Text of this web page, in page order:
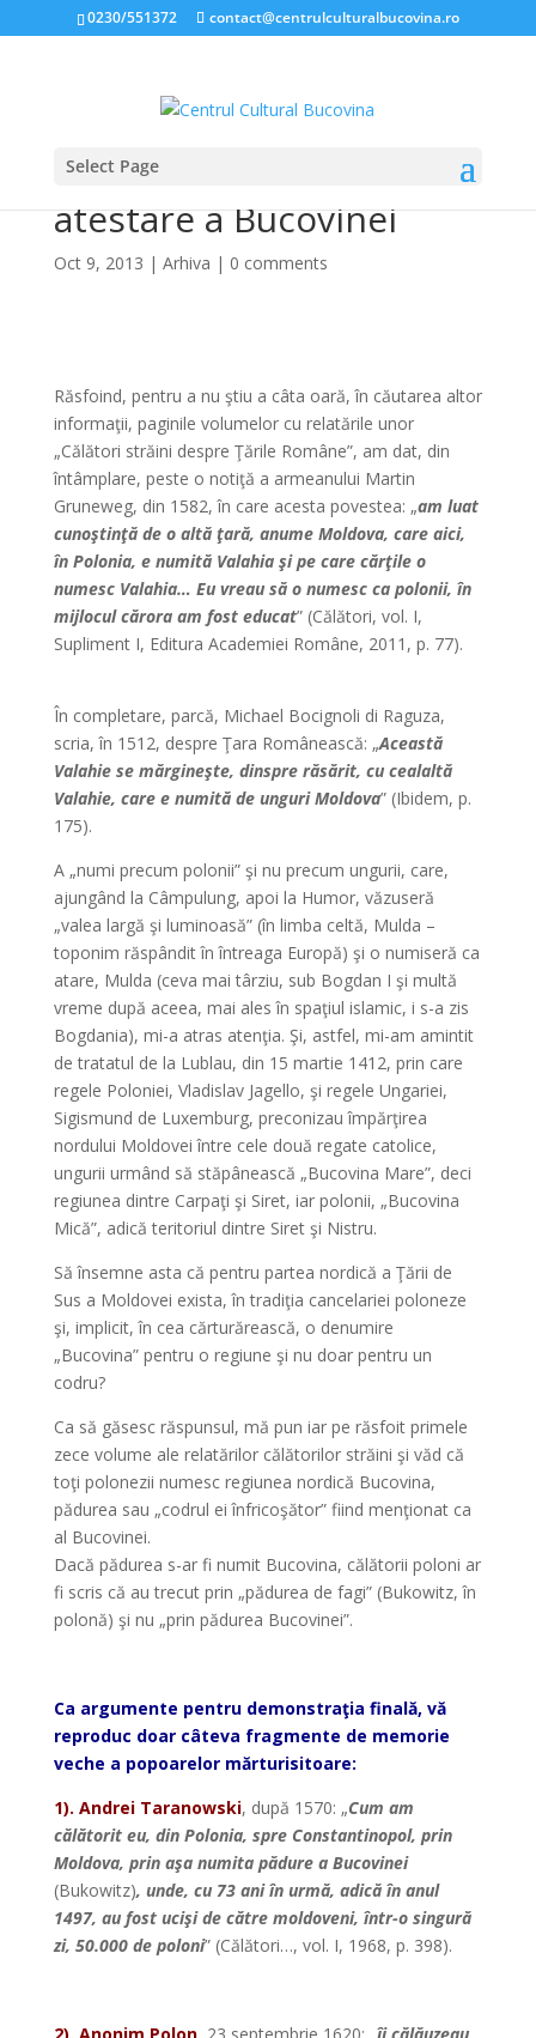
0230/551372 contact@centrulculturalbucovina.ro
Select Page
Adevărata primă
atestare a Bucovinei
Oct 9, 2013 | Arhiva | 0 comments
Răsfoind, pentru a nu ştiu a câta oară, în căutarea altor
informaţii, paginile volumelor cu relatările unor
„Călători străini despre Ţările Române”, am dat, din
întâmplare, peste o notiţă a armeanului Martin
Gruneweg, din 1582, în care acesta povestea: „am luat
cunoştinţă de o altă ţară, anume Moldova, care aici,
în Polonia, e numită Valahia şi pe care cărţile o
numesc Valahia… Eu vreau să o numesc ca polonii, în
mijlocul cărora am fost educat” (Călători, vol. I,
Supliment I, Editura Academiei Române, 2011, p. 77).
În completare, parcă, Michael Bocignoli di Raguza,
scria, în 1512, despre Ţara Românească: „Această
Valahie se mărgineşte, dinspre răsărit, cu cealaltă
Valahie, care e numită de unguri Moldova” (Ibidem, p.
175).
A „numi precum polonii” şi nu precum ungurii, care,
ajungând la Câmpulung, apoi la Humor, văzuseră
„valea largă şi luminoasă” (în limba celtă, Mulda –
toponim răspândit în întreaga Europă) şi o numiseră ca
atare, Mulda (ceva mai târziu, sub Bogdan I şi multă
vreme după aceea, mai ales în spaţiul islamic, i s-a zis
Bogdania), mi-a atras atenţia. Şi, astfel, mi-am amintit
de tratatul de la Lublau, din 15 martie 1412, prin care
regele Poloniei, Vladislav Jagello, şi regele Ungariei,
Sigismund de Luxemburg, preconizau împărţirea
nordului Moldovei între cele două regate catolice,
ungurii urmând să stăpânească „Bucovina Mare”, deci
regiunea dintre Carpaţi şi Siret, iar polonii, „Bucovina
Mică”, adică teritoriul dintre Siret şi Nistru.
Să însemne asta că pentru partea nordică a Ţării de
Sus a Moldovei exista, în tradiţia cancelariei poloneze
şi, implicit, în cea cărturărească, o denumire
„Bucovina” pentru o regiune şi nu doar pentru un
codru?
Ca să găsesc răspunsul, mă pun iar pe răsfoit primele
zece volume ale relatărilor călătorilor străini şi văd că
toţi polonezii numesc regiunea nordică Bucovina,
pădurea sau „codrul ei înfricoşător” fiind menţionat ca
al Bucovinei.
Dacă pădurea s-ar fi numit Bucovina, călătorii poloni ar
fi scris că au trecut prin „pădurea de fagi” (Bukowitz, în
polonă) şi nu „prin pădurea Bucovinei”.
Ca argumente pentru demonstraţia finală, vă
reproduc doar câteva fragmente de memorie
veche a popoarelor mărturisitoare:
1). Andrei Taranowski, după 1570: „Cum am
călătorit eu, din Polonia, spre Constantinopol, prin
Moldova, prin aşa numita pădure a Bucovinei
(Bukowitz), unde, cu 73 ani în urmă, adică în anul
1497, au fost ucişi de către moldoveni, într-o singură
zi, 50.000 de poloni” (Călători…, vol. I, 1968, p. 398).